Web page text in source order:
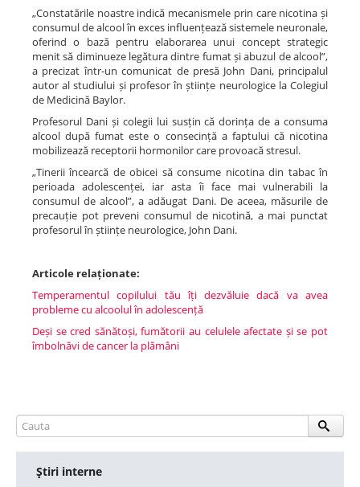
„Constatările noastre indică mecanismele prin care nicotina și
consumul de alcool în exces influențează sistemele neuronale,
oferind o bază pentru elaborarea unui concept strategic
menit să diminueze legătura dintre fumat și abuzul de alcool”,
a precizat într-un comunicat de presă John Dani, principalul
autor al studiului și profesor în științe neurologice la Colegiul
de Medicină Baylor.
Profesorul Dani și colegii lui susțin că dorința de a consuma
alcool după fumat este o consecință a faptului că nicotina
mobilizează receptorii hormonilor care provoacă stresul.
„Tinerii încearcă de obicei să consume nicotina din tabac în
perioada adolescenței, iar asta îi face mai vulnerabili la
consumul de alcool”, a adăugat Dani. De aceea, măsurile de
precauție pot preveni consumul de nicotină, a mai punctat
profesorul în științe neurologice, John Dani.
Articole relaționate:
Temperamentul copilului tău îți dezvăluie dacă va avea
probleme cu alcoolul în adolescență
Deși se cred sănătoși, fumătorii au celulele afectate și se pot
îmbolnăvi de cancer la plămâni
Ştiri interne